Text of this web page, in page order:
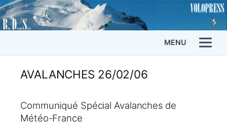
MENU
AVALANCHES 26/02/06
Communiqué Spécial Avalanches de
Météo-France